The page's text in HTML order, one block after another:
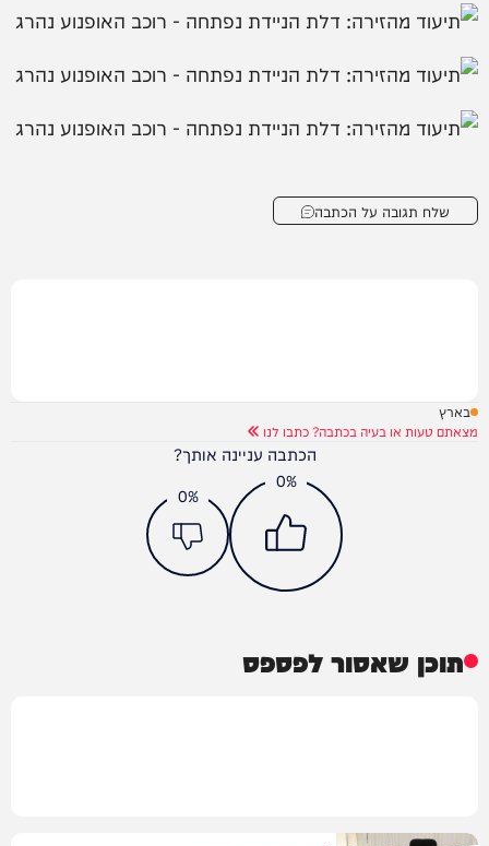
שלח תגובה על הכתבה
בארץ
מצאתם טעות או בעיה בכתבה? כתבו לנו
הכתבה עניינה אותך?
0%
0%
תוכן שאסור לפספס